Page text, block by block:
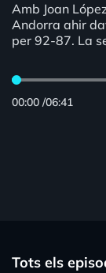
Amb Joan
Andorra ahir
per 92-87. La
00:00 /06:41
Tots els